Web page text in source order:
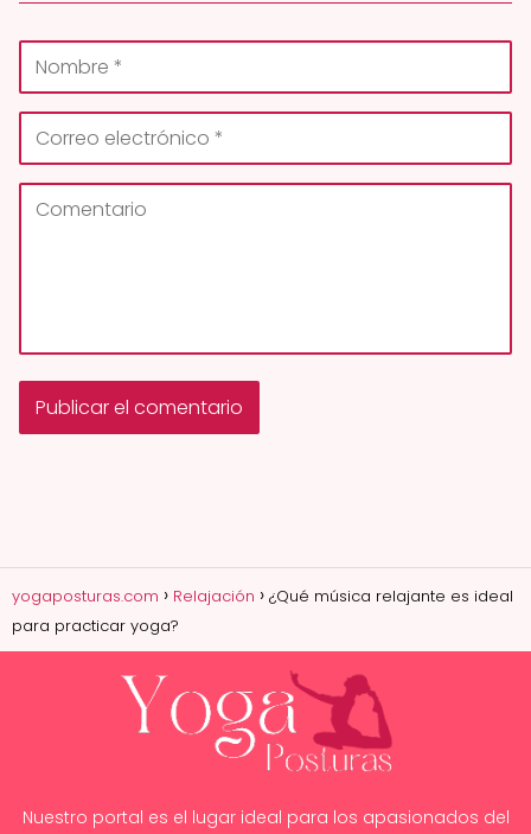
yogaposturas.com Relajación
¿Qué música relajante es ideal
para practicar yoga?
Nuestro portal es el lugar ideal para los apasionados del